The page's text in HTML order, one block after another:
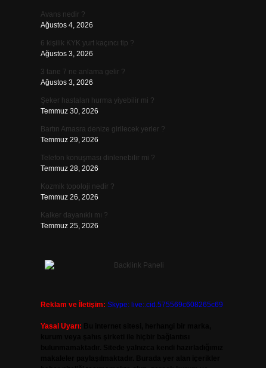
Avans nedir ?
Ağustos 4, 2026
6 kişilik KYK yurt kaçıncı tip ?
Ağustos 3, 2026
3 tane 7 ne anlama gelir ?
Ağustos 3, 2026
Şeker hastaları hurma yiyebilir mi ?
Temmuz 30, 2026
Bartın Amasra denize girilecek yerler ?
Temmuz 29, 2026
Telefon konuşması dinlenebilir mi ?
Temmuz 28, 2026
Kozmik topoloji nedir ?
Temmuz 26, 2026
Kalker dayanıklı mı ?
Temmuz 25, 2026
Reklam ve İletişim: Skype: live:.cid.575569c608265c69
Yasal Uyarı: